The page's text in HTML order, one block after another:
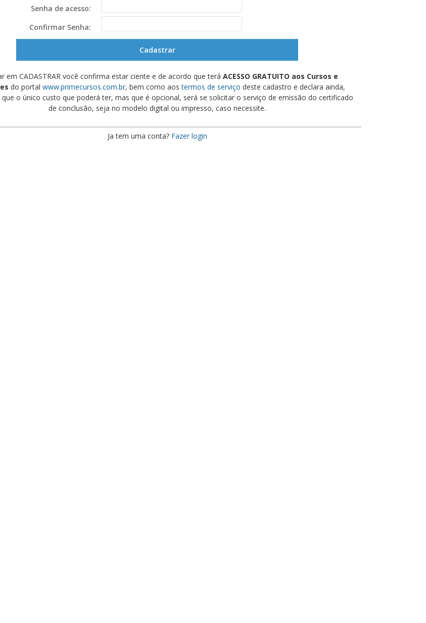
Senha de acesso:
Confirmar Senha:
em CADASTRAR você confirma estar ciente e de acordo que terá ACESSO GRATUITO aos Cursos e
do portal www.primecursos.com.br, bem como aostermos de serviço deste cadastro e declara ainda,
o único custo que poderá ter, mas que é opcional, será se solicitar o serviço de emissão do certificado
de conclusão, seja no modelo digital ou impresso, caso necessite.
Ja tem uma conta? Fazer login